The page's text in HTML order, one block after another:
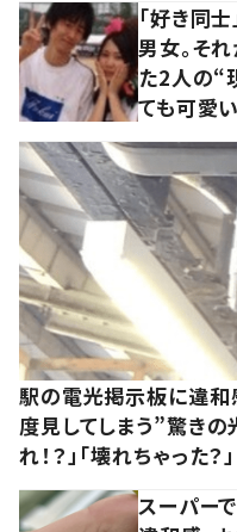
「好き同
男女。そ
た2人の“
ても可愛い
駅の電光掲示板に違
度見してしまう”驚き
れ！？」「壊れちゃった？」
スーパー